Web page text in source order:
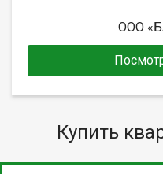
ООО
Купить